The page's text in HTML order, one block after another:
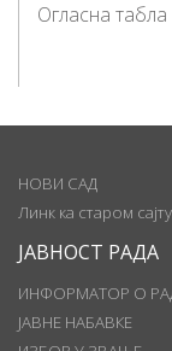
Огласна табла
НОВИ САД
Линк ка старом сајту
ЈАВНОСТ РАДА
ИНФОРМАТОР О
ЈАВНЕ НАБАВКЕ